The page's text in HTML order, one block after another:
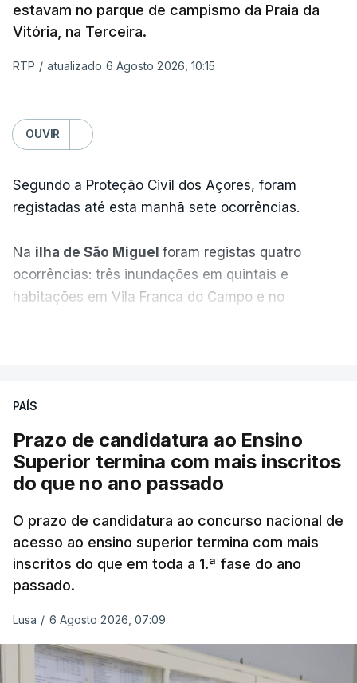
estavam no parque de campismo da Praia da
Vitória, na Terceira.
RTP / atualizado 6 Agosto 2026, 10:15
OUVIR
Segundo a Proteção Civil dos Açores, foram
registadas até esta manhã sete ocorrências.
Na ilha de São Miguel foram registas quatro
ocorrências: três inundações em quintais e
habitações em Vila Franca do Campo e no
inundação numa habitação e houve um
deslizamento de terras numa estrada nos Nortes,
que entretanto já foi parcialmente desobstruída.
Terceira
, na Praia da Vitória, o mau tempo
deixou o parque de campismo sem condições
foram por isso realojadas 67 pessoas no parque de
estacionamento da escola profissional, como
explicou à RTP Antena 1 Vânia Ferreira, presidente
PAÍS
Prazo de candidatura ao Ensino
Superior termina com mais inscritos
do que no ano passado
O prazo de candidatura ao concurso nacional de
acesso ao ensino superior termina com mais
inscritos do que em toda a 1.ª fase do ano
passado.
Lusa / 6 Agosto 2026, 07:09